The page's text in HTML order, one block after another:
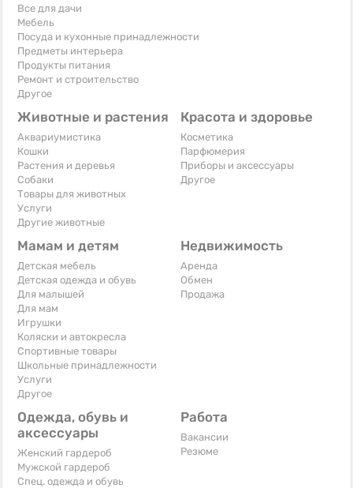
Все для дачи
Мебель
Посуда и кухонные принадлежности
Предметы интерьера
Продукты питания
Ремонт и строительство
Другое
Животные и растения
Аквариумистика
Кошки
Растения и деревья
Собаки
Товары для животных
Услуги
Другие животные
Красота и здоровье
Косметика
Парфюмерия
Приборы и аксессуары
Другое
Мамам и детям
Детская мебель
Детская одежда и обувь
Для малышей
Для мам
Игрушки
Коляски и автокресла
Спортивные товары
Школьные принадлежности
Услуги
Другое
Недвижимость
Аренда
Обмен
Продажа
Одежда, обувь и
аксессуары
Женский гардероб
Мужской гардероб
Спец. одежда и обувь
Работа
Вакансии
Резюме